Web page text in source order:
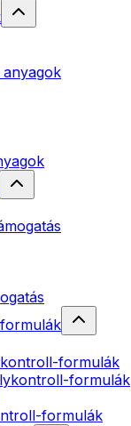
anyagok
formulák
formulák
formulák